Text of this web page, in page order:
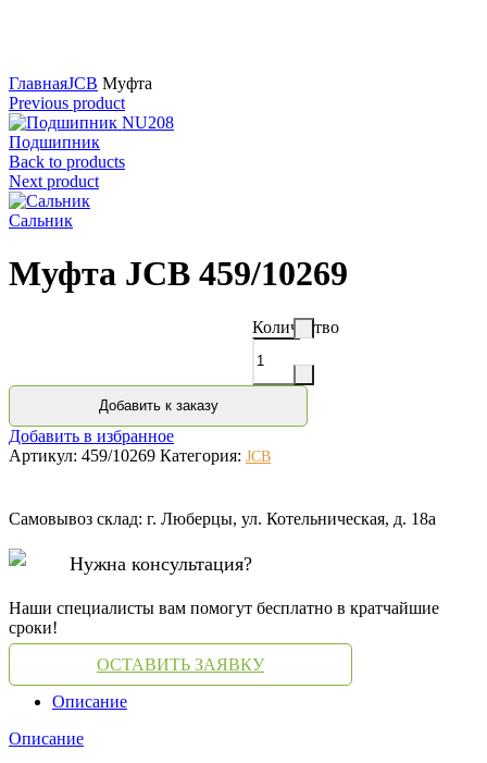
ГлавнаяJCB Муфта
Previous product
Подшипник
Back to products
Next product
Сальник
Муфта JCB 459/10269
Количество
Добавить к заказу
Добавить в избранное
Артикул: 459/10269 Категория: JCB
Самовывоз склад: г. Люберцы, ул. Котельническая, д. 18а
Нужна консультация?
Наши специалисты вам помогут бесплатно в кратчайшие
сроки!
ОСТАВИТЬ ЗАЯВКУ
Описание
Описание